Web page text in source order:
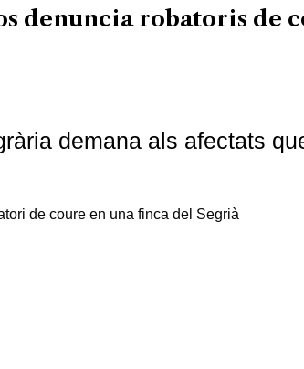
denuncia robatoris de
demana als afectats
de coure en una finca del Segrià